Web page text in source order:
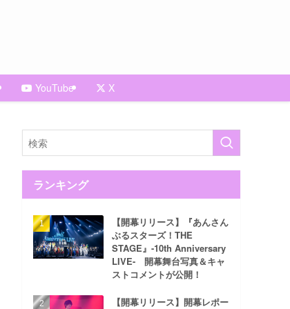
YouTube X
ランキング
【開幕リリース】『あんさん
ぶるスターズ！THE
STAGE』-10th Anniversary
LIVE- 開幕舞台写真＆キャ
ストコメントが公開！
【開幕リリース】開幕レポー